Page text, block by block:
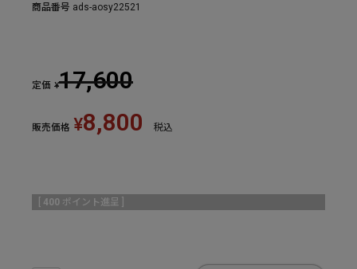
商品番号 ads-aosy22521
定価 ¥17,600
販売価格 ¥8,800 税込
400 ポイント進呈 ]